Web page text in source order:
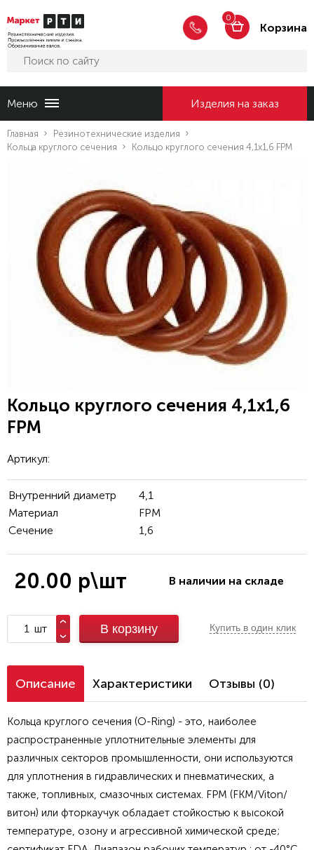
Корзина
0
Меню Изделия на заказ
Главная
Резинотехнические изделия
Кольца круглого сечения
Кольцо круглого сечения 4,1x1,6 FPM
Кольцо круглого сечения 4,1x1,6
FPM
Артикул:
Внутренний диаметр
4,1
Материал
FPM
Сечение
1,6
20.00 р\шт В наличии на складе
шт В корзину Купить в один клик
Описание Характеристики Отзывы (0)
Кольца круглого сечения (O-Ring) - это, наиболее
распространенные уплотнительные элементы для
различных секторов промышленности, они используются
для уплотнения в гидравлических и пневматических, а
также, топливных, смазочных системах. FPM (FKM/Viton/
витон) или фторкаучук обладает стойкостью к высокой
температуре, озону и агрессивной химической среде;